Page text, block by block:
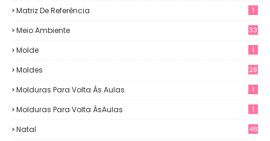
Matriz De Referência 1
Meio Ambiente 33
Molde 1
Moldes 28
Molduras Para Volta Às Aulas 1
Molduras Para Volta ÀsAulas 1
Natal 46